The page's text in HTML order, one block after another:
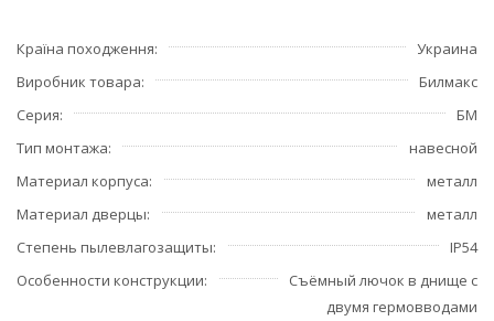
Країна походження
Украина
Виробник товара
Билмакс
Серия
БМ
Тип монтажа
навесной
Материал корпуса
металл
Материал дверцы
металл
Степень пылевлагозащиты
IP54
Особенности конструкции
Съёмный лючок в днище с
двумя гермовводами